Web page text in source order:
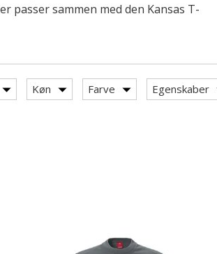
passer sammen med den Kansas T-
Køn Farve Egenskaber